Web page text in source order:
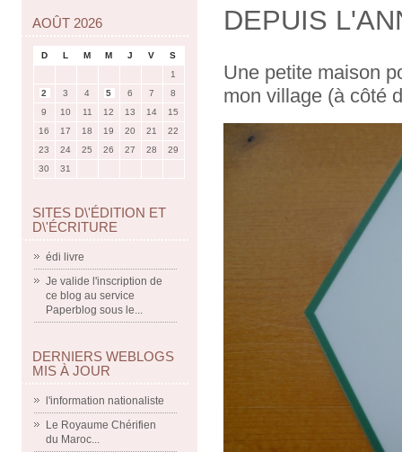
AOÛT 2026
D L M M J V
S
1
2
3 4 5 6 7
8
9
10 11 12 13 14
15
16
17 18 19 20 21
22
23
24 25 26 27 28
29
30
31
SITES D\'ÉDITION ET
D\'ÉCRITURE
édi livre
Je valide l'inscription de
ce blog au service
Paperblog sous le...
DERNIERS WEBLOGS
MIS À JOUR
l'information nationaliste
Le Royaume Chérifien
du Maroc...
DEPUIS
Une petite maison
mon village (à côté